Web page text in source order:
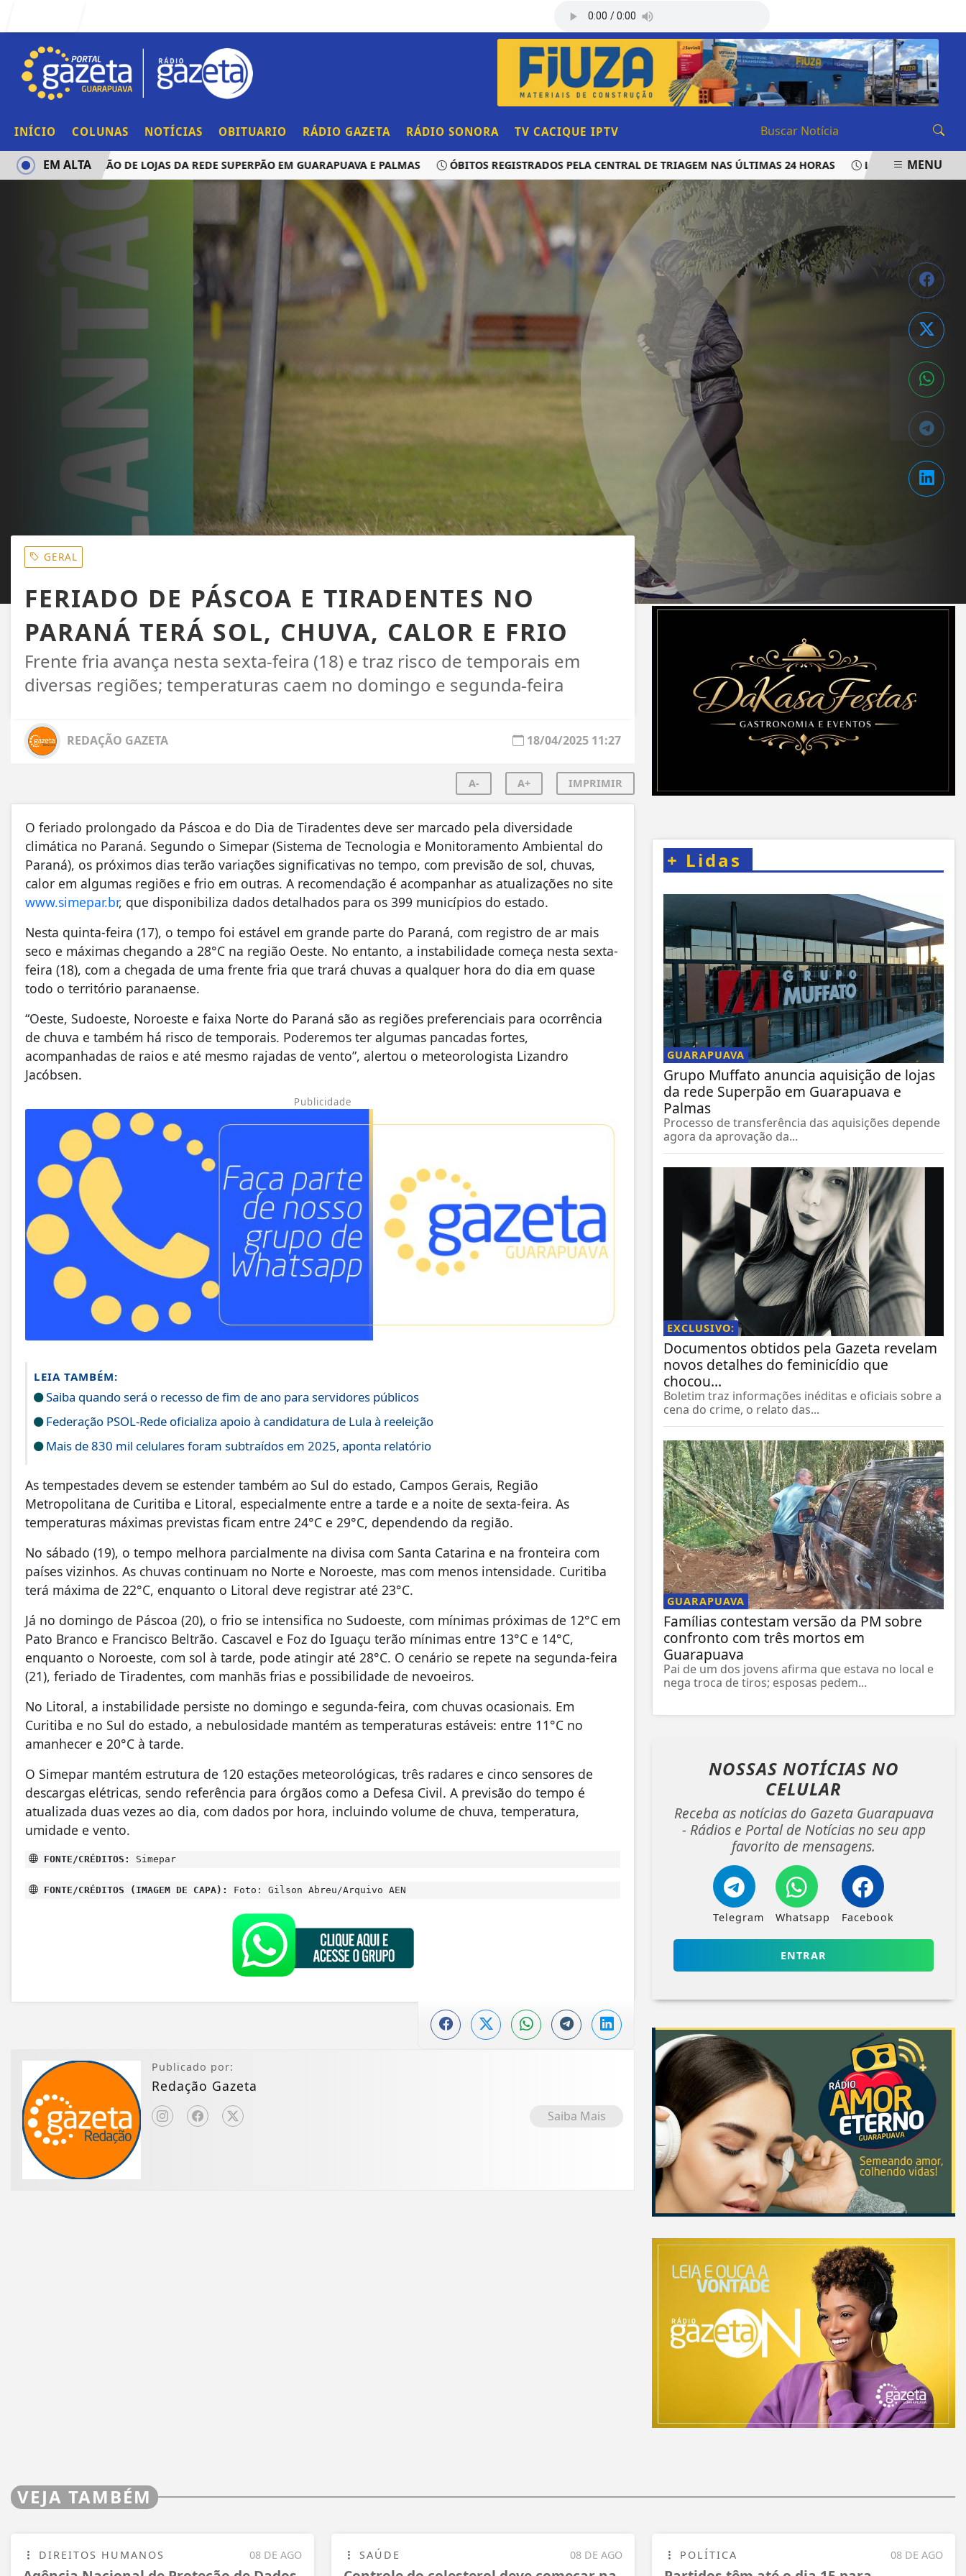
INÍCIO COLUNAS NOTÍCIAS OBITUARIO RÁDIO GAZETA RÁDIO SONORA TV CACIQUE IPTV
AQUISIÇÃO DE LOJAS DA REDE SUPERPÃO EM GUARAPUAVA E PALMAS ÓBITOS REGISTRADOS PELA CENTRAL DE TRIAGEM NAS ÚLTIMAS 24 HORAS LAUDO APONTA QUE
EM ALTA MENU
GERAL
FERIADO DE PÁSCOA E TIRADENTES NO
PARANÁ TERÁ SOL, CHUVA, CALOR E FRIO
Frente fria avança nesta sexta-feira (18) e traz risco de temporais em
diversas regiões; temperaturas caem no domingo e segunda-feira
REDAÇÃO GAZETA 18/04/2025 11:27
A- A+ IMPRIMIR
O feriado prolongado da Páscoa e do Dia de Tiradentes deve ser marcado pela diversidade
climática no Paraná. Segundo o Simepar (Sistema de Tecnologia e Monitoramento Ambiental do
Paraná), os próximos dias terão variações significativas no tempo, com previsão de sol, chuvas,
calor em algumas regiões e frio em outras. A recomendação é acompanhar as atualizações no site
www.simepar.br, que disponibiliza dados detalhados para os 399 municípios do estado.
Nesta quinta-feira (17), o tempo foi estável em grande parte do Paraná, com registro de ar mais
seco e máximas chegando a 28°C na região Oeste. No entanto, a instabilidade começa nesta sexta-
feira (18), com a chegada de uma frente fria que trará chuvas a qualquer hora do dia em quase
todo o território paranaense.
“Oeste, Sudoeste, Noroeste e faixa Norte do Paraná são as regiões preferenciais para ocorrência
de chuva e também há risco de temporais. Poderemos ter algumas pancadas fortes,
acompanhadas de raios e até mesmo rajadas de vento”, alertou o meteorologista Lizandro
Jacóbsen.
Publicidade
LEIA TAMBÉM:
Saiba quando será o recesso de fim de ano para servidores públicos
Federação PSOL-Rede oficializa apoio à candidatura de Lula à reeleição
Mais de 830 mil celulares foram subtraídos em 2025, aponta relatório
As tempestades devem se estender também ao Sul do estado, Campos Gerais, Região
Metropolitana de Curitiba e Litoral, especialmente entre a tarde e a noite de sexta-feira. As
temperaturas máximas previstas ficam entre 24°C e 29°C, dependendo da região.
No sábado (19), o tempo melhora parcialmente na divisa com Santa Catarina e na fronteira com
países vizinhos. As chuvas continuam no Norte e Noroeste, mas com menos intensidade. Curitiba
terá máxima de 22°C, enquanto o Litoral deve registrar até 23°C.
Já no domingo de Páscoa (20), o frio se intensifica no Sudoeste, com mínimas próximas de 12°C em
Pato Branco e Francisco Beltrão. Cascavel e Foz do Iguaçu terão mínimas entre 13°C e 14°C,
enquanto o Noroeste, com sol à tarde, pode atingir até 28°C. O cenário se repete na segunda-feira
(21), feriado de Tiradentes, com manhãs frias e possibilidade de nevoeiros.
No Litoral, a instabilidade persiste no domingo e segunda-feira, com chuvas ocasionais. Em
Curitiba e no Sul do estado, a nebulosidade mantém as temperaturas estáveis: entre 11°C no
amanhecer e 20°C à tarde.
O Simepar mantém estrutura de 120 estações meteorológicas, três radares e cinco sensores de
descargas elétricas, sendo referência para órgãos como a Defesa Civil. A previsão do tempo é
atualizada duas vezes ao dia, com dados por hora, incluindo volume de chuva, temperatura,
umidade e vento.
FONTE/CRÉDITOS: Simepar
FONTE/CRÉDITOS (IMAGEM DE CAPA): Foto: Gilson Abreu/Arquivo AEN
Publicado por:
Redação Gazeta
Saiba Mais
+ Lidas
GUARAPUAVA
Grupo Muffato anuncia aquisição de lojas
da rede Superpão em Guarapuava e
Palmas
Processo de transferência das aquisições depende
agora da aprovação da...
EXCLUSIVO:
Documentos obtidos pela Gazeta revelam
novos detalhes do feminicídio que
chocou...
Boletim traz informações inéditas e oficiais sobre a
cena do crime, o relato das...
GUARAPUAVA
Famílias contestam versão da PM sobre
confronto com três mortos em
Guarapuava
Pai de um dos jovens afirma que estava no local e
nega troca de tiros; esposas pedem...
NOSSAS NOTÍCIAS NO
CELULAR
Receba as notícias do Gazeta Guarapuava
- Rádios e Portal de Notícias no seu app
favorito de mensagens.
Telegram Whatsapp Facebook
ENTRAR
VEJA TAMBÉM
08 DE AGO
DIREITOS HUMANOS 08 DE AGO
SAÚDE 08 DE AGO
POLÍTICA